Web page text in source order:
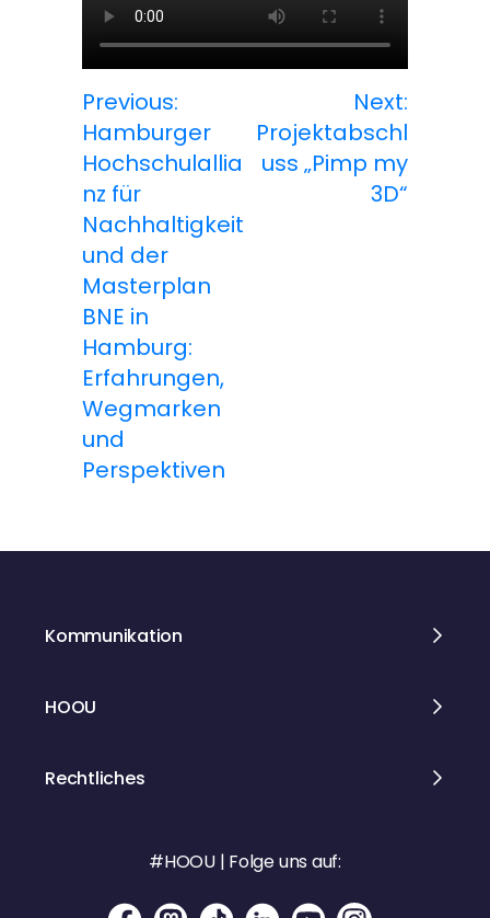
B
e
i
t
r
a
g
s
a
i
t
Previous:
Hamburger
Hochschulallia
nz für
Nachhaltigkeit
und der
Masterplan
BNE in
Hamburg:
Erfahrungen,
Wegmarken
und
Perspektiven
Next:
Projektabschl
uss „Pimp my
3D“
Kommunikation
HOOU
Rechtliches
#HOOU | Folge uns auf: